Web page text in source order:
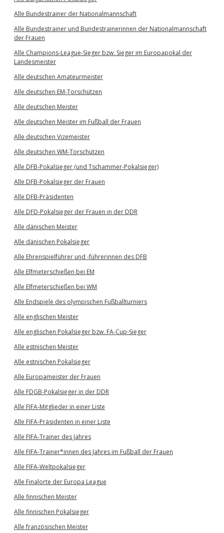
Alle Bundestrainer der Nationalmannschaft
Alle Bundestrainer und Bundestrainerinnen der Nationalmannschaft
der Frauen
Alle Champions-League-Sieger bzw. Sieger im Europapokal der
Landesmeister
Alle deutschen Amateurmeister
Alle deutschen EM-Torschützen
Alle deutschen Meister
Alle deutschen Meister im Fußball der Frauen
Alle deutschen Vizemeister
Alle deutschen WM-Torschützen
Alle DFB-Pokalsieger (und Tschammer-Pokalsieger)
Alle DFB-Pokalsieger der Frauen
Alle DFB-Präsidenten
Alle DFD-Pokalsieger der Frauen in der DDR
Alle dänischen Meister
Alle dänischen Pokalsieger
Alle Ehrenspielführer und -führerinnen des DFB
Alle Elfmeterschießen bei EM
Alle Elfmeterschießen bei WM
Alle Endspiele des olympischen Fußballturniers
Alle englischen Meister
Alle englischen Pokalsieger bzw. FA-Cup-Sieger
Alle estnischen Meister
Alle estnischen Pokalsieger
Alle Europameister der Frauen
Alle FDGB-Pokalsieger in der DDR
Alle FIFA-Mitglieder in einer Liste
Alle FIFA-Präsidenten in einer Liste
Alle FIFA-Trainer des Jahres
Alle FIFA-Trainer*innen des Jahres im Fußball der Frauen
Alle FIFA-Weltpokalsieger
Alle Finalorte der Europa League
Alle finnischen Meister
Alle finnischen Pokalsieger
Alle französischen Meister